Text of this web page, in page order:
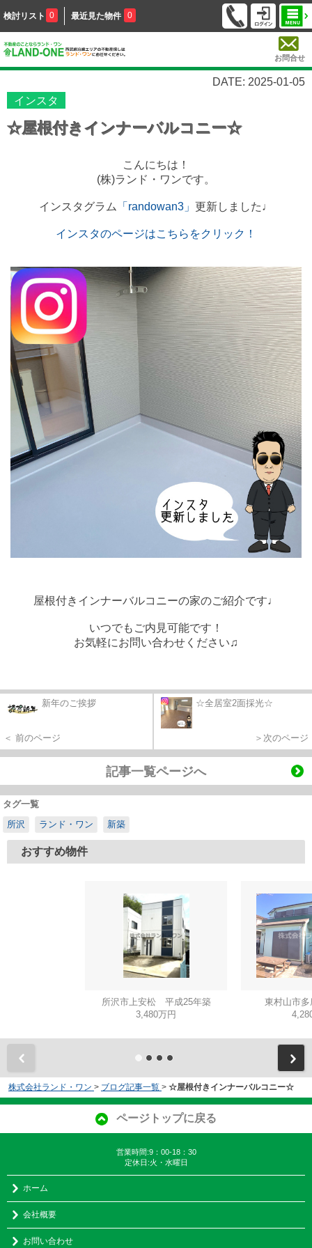
検討リスト 0 最近見た物件 0
お問合せ
DATE: 2025-01-05
インスタ
☆屋根付きインナーバルコニー☆
こんにちは！
(株)ランド・ワンです。
インスタグラム 「randowan3」 更新しました♩
インスタのページはこちらをクリック！
屋根付きインナーバルコニーの家のご紹介です♩
いつでもご内見可能です！
お気軽にお問い合わせください♫
新年のご挨拶
＜ 前のページ
☆全居室2面採光☆
＞次のページ
記事一覧ページへ
タグ一覧
所沢
ランド・ワン 新築
おすすめ物件
所沢市上安松 平成25年築
3,480万円
東村山市
株式会社ランド・ワン > ブログ記事一覧 > ☆屋根付きインナーバルコニー☆
ページトップに戻る
営業時間:9：00-18：30
定休日:火・水曜日
ホーム
会社概要
お問い合わせ